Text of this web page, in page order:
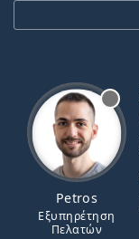
Petros
Εξυπηρέτηση
Πελατών